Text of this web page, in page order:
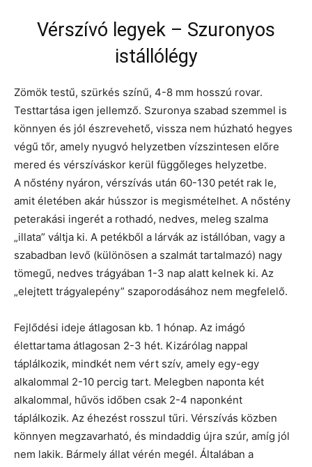
Vérszívó legyek – Szuronyos
istállólégy
Zömök testű, szürkés színű, 4-8 mm hosszú rovar.
Testtartása igen jellemző. Szuronya szabad szemmel is
könnyen és jól észrevehető, vissza nem húzható hegyes
végű tőr, amely nyugvó helyzetben vízszintesen előre
mered és vérszíváskor kerül függőleges helyzetbe.
A nőstény nyáron, vérszívás után 60-130 petét rak le,
amit életében akár hússzor is megismételhet. A nőstény
peterakási ingerét a rothadó, nedves, meleg szalma
„illata” váltja ki. A petékből a lárvák az istállóban, vagy a
szabadban levő (különösen a szalmát tartalmazó) nagy
tömegű, nedves trágyában 1-3 nap alatt kelnek ki. Az
„elejtett trágyalepény” szaporodásához nem megfelelő.
Fejlődési ideje átlagosan kb. 1 hónap. Az imágó
élettartama átlagosan 2-3 hét. Kizárólag nappal
táplálkozik, mindkét nem vért szív, amely egy-egy
alkalommal 2-10 percig tart. Melegben naponta két
alkalommal, hűvös időben csak 2-4 naponként
táplálkozik. Az éhezést rosszul tűri. Vérszívás közben
könnyen megzavarható, és mindaddig újra szúr, amíg jól
nem lakik. Bármely állat vérén megél. Általában a